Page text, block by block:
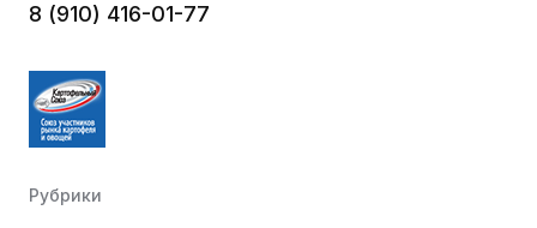
8 (910) 416-01-77
Рубрики